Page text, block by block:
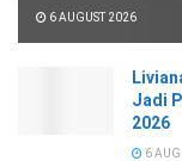
6 AUGUST 2026
Jadi
2026
6